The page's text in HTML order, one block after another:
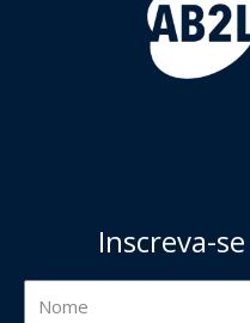
Inscreva-